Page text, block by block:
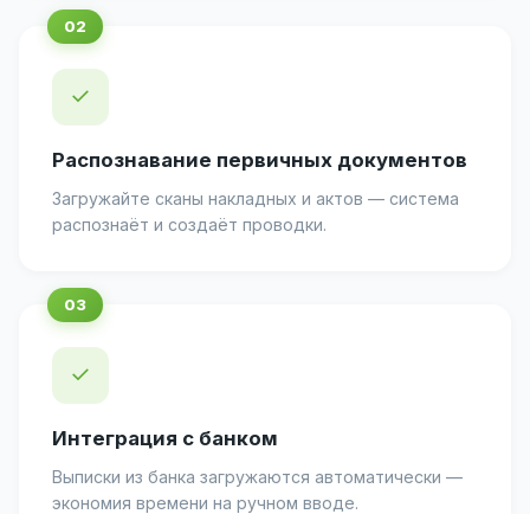
✓
Распознавание первичных документов
Загружайте сканы накладных и актов — система
распознаёт и создаёт проводки.
✓
Интеграция с банком
Выписки из банка загружаются автоматически —
экономия времени на ручном вводе.